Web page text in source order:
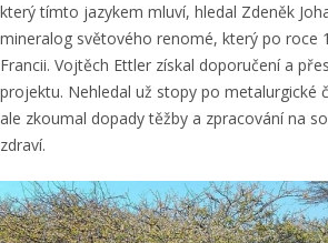
který tímto jazykem mluví, hledal Zdeněk
mineralog světového renomé, který po roce
Francii. Vojtěch Ettler získal doporučení a
projektu. Nehledal už stopy po metalurgické
ale zkoumal dopady těžby a zpracování na
zdraví.